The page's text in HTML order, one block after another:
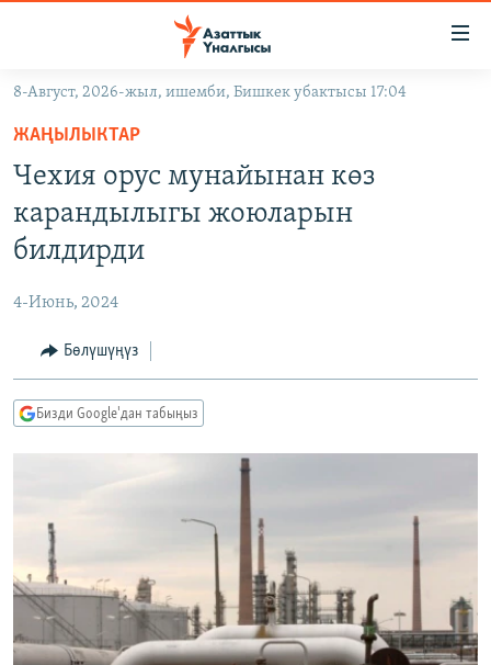
Навигацияга
өтүңүз
Издөөгө
салыңызКЫРГЫЗСТАН
МАДАНИЯТ
УКРАИНА
ТВ ПРОГРАММАЛАР
БҮГҮН АЗАТТЫКТА
АЗАТТЫК+
ЫҢГАЙСЫЗ СУРООЛОР
ПОДКАСТ
Русский
ЭЕ/АРнун бардык сайттары
8-Август, 2026-жыл, ишемби, Бишкек убактысы 17:04
ЖАҢЫЛЫКТАР
Чехия орус мунайынан көз
карандылыгы жоюларын
билдирди
4-Июнь, 2024
Бөлүшүңүз
Бизди Google'дан табыңыз